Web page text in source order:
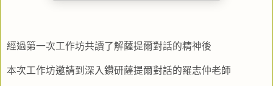
經過第一次工作坊共讀了解薩提爾對話的精神後
本次工作坊邀請到深入鑽研薩提爾對話的羅志仲老師